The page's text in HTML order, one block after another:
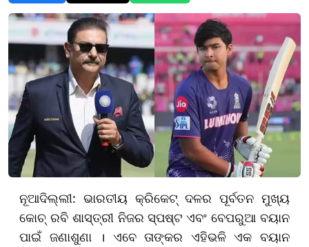
ନୂଆଦିଲ୍ଲୀ: ଭାରତୀୟ କ୍ରିକେଟ୍ ଦଳର ପୂର୍ବତନ ମୁଖ୍ୟ
କୋଚ୍ ରବି ଶାସ୍ତ୍ରୀ ନିଜର ସ୍ପଷ୍ଟ ଏବଂ ବେପରୁଆ ବୟାନ
ପାଇଁ ଜଣାଶୁଣା । ଏବେ ତାଙ୍କର ଏହିଭଳି ଏକ ବୟାନ